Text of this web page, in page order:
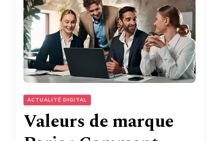
ACTUALITÉ DIGITAL
Valeurs de marque